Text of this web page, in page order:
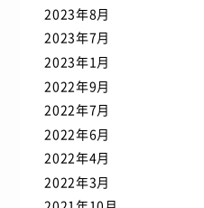
2023年8月
2023年7月
2023年1月
2022年9月
2022年7月
2022年6月
2022年4月
2022年3月